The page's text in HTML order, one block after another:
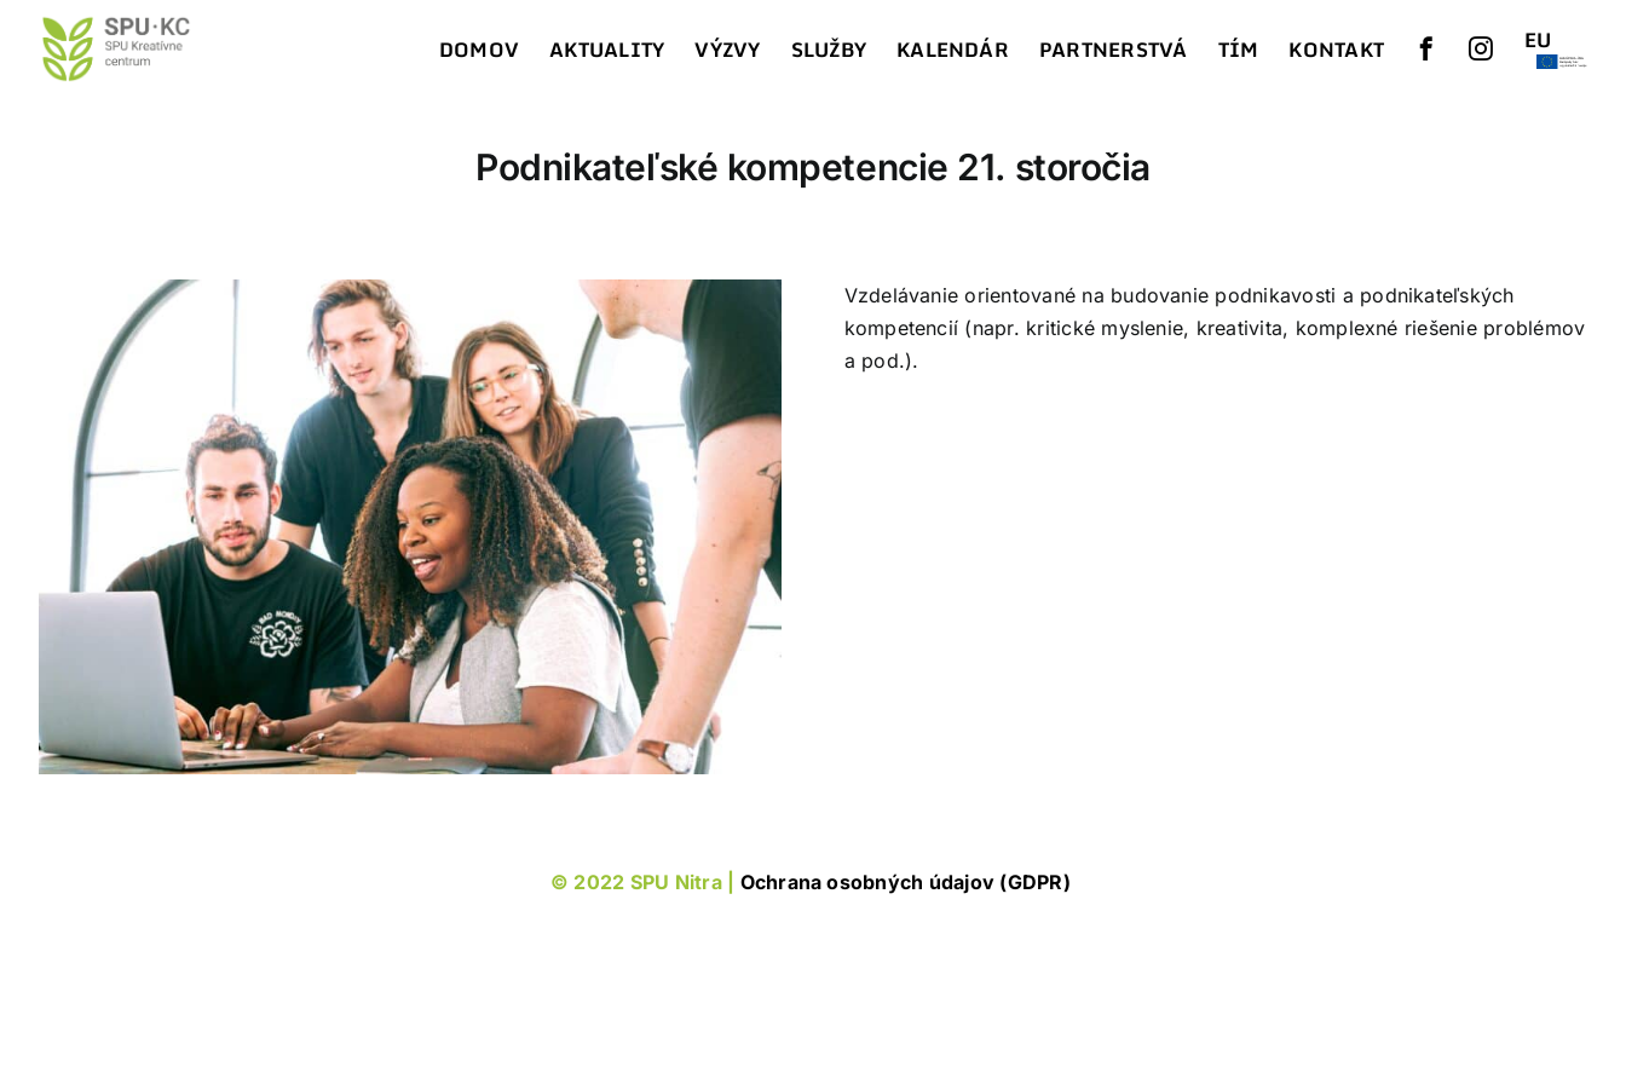
Preskočiť
obsah
DOMOV AKTUALITY VÝZVY SLUŽBY KALENDÁR PARTNERSTVÁ TÍM KONTAKT EU
Podnikateľské kompetencie 21. storočia
Vzdelávanie orientované na budovanie podnikavosti a podnikateľských
kompetencií (napr. kritické myslenie, kreativita, komplexné riešenie problémov
a pod.).
© 2022 SPU Nitra | Ochrana osobných údajov (GDPR)